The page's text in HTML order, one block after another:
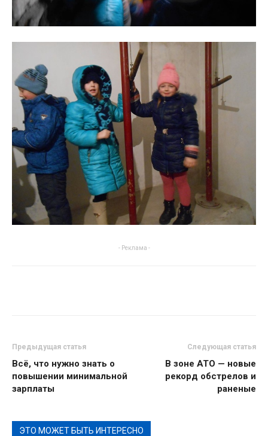
- Реклама -
Предыдущая статья
Всё, что нужно знать о
повышении минимальной
зарплаты
Следующая статья
В зоне АТО — новые
рекорд обстрелов и
раненые
ЭТО МОЖЕТ БЫТЬ ИНТЕРЕСНО